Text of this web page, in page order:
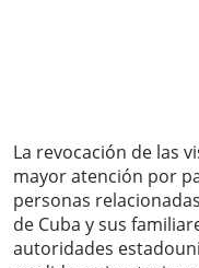
La revocación de las
mayor atención por
personas
de Cuba y sus
autoridades